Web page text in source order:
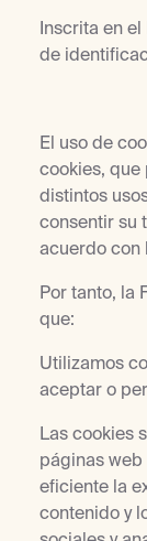
Inscrita en
de
El uso de
cookies,
distintos
consentir su
acuerdo con
Por tanto, la
que:
Utilizamos
aceptar o
Las cookies
páginas
eficiente la
contenido y